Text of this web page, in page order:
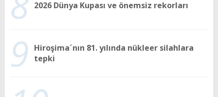
2026 Dünya Kupası ve önemsiz rekorları
9
Hiroşima´nın 81. yılında nükleer silahlara
tepki